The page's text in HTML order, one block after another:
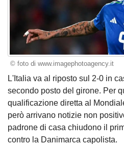
© foto di www.imagephotoagency.it
L'Italia va al riposto sul 2-0 in
secondo posto del girone. Per
qualificazione diretta al
però arrivano notizie non
padrone di casa chiudono il
contro la Danimarca capolista.